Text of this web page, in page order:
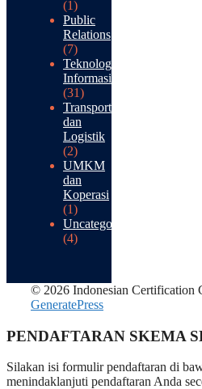
(1)
Public
Relations
(7)
Teknologi
Informasi
(31)
Transportasi
dan
Logistik
(2)
UMKM
dan
Koperasi
(1)
Uncategorized
(4)
© 2026 Indonesian Certification
GeneratePress
PENDAFTARAN SKEMA
Silakan isi formulir pendaftaran di
menindaklanjuti pendaftaran Anda